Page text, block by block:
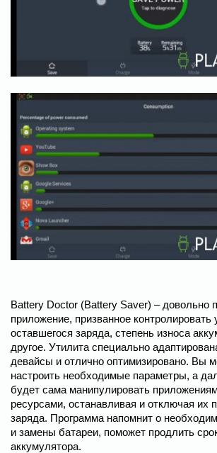
Battery Doctor (Battery Saver) – довольно
приложение, призванное контролировать
оставшегося заряда, степень износа
другое. Утилита специально
девайсы и отлично оптимизировано. Вы
настроить необходимые параметры, а
будет сама манипулировать
ресурсами, останавливая и отключая их
заряда. Программа напомнит о
и замены батареи, поможет продлить
аккумулятора.